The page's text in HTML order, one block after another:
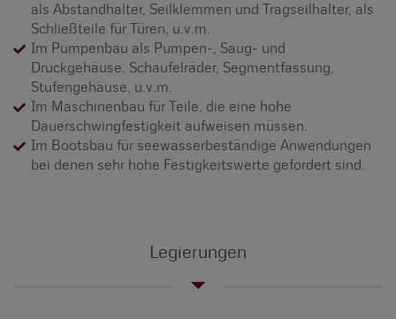
als Abstandhalter, Seilklemmen und Tragseilhalter, als
Schließteile für Türen, u.v.m.
Im Pumpenbau als Pumpen-, Saug- und
Druckgehäuse, Schaufelräder, Segmentfassung,
Stufengehäuse, u.v.m.
Im Maschinenbau für Teile, die eine hohe
Dauerschwingfestigkeit aufweisen müssen.
Im Bootsbau für seewasserbeständige Anwendungen
bei denen sehr hohe Festigkeitswerte gefordert sind.
Legierungen